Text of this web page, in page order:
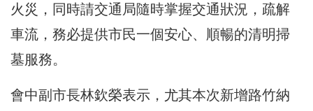
火災，同時請交通局隨時掌握交通狀況，疏解
車流，務必提供市民一個安心、順暢的清明掃
墓服務。
會中副市長林欽榮表示，尤其本次新增路竹納